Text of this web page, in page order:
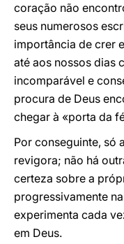
coração não
seus numerosos
importância de crer
até aos nossos dias
incomparável e
procura de Deus
chegar à «porta da
Por conseguinte, só
revigora; não há
certeza sobre a
progressivamente
experimenta cada
em Deus.